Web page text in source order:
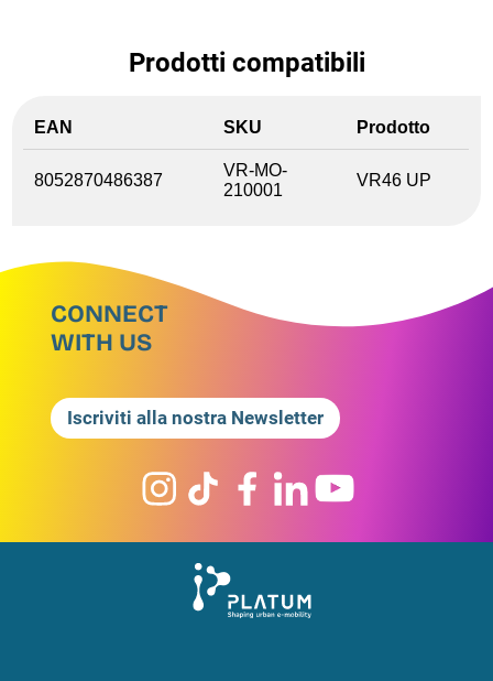
Prodotti compatibili
EAN SKU Prodotto
8052870486387
VR-MO-
210001
VR46 UP
CONNECT
WITH US
Iscriviti alla nostra Newsletter